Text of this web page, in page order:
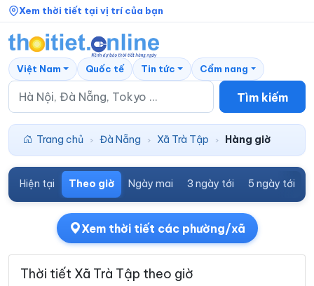
Xem thời tiết tại vị trí của bạn
Tìm kiếm
Việt Nam Quốc tế Tin tức Cẩm nang
Trang chủ › Đà Nẵng › Xã Trà Tập › Hàng giờ
Hiện tại Theo giờ Ngày mai 3 ngày tới 5 ngày tới
Xem thời tiết các phường/xã
Thời tiết Xã Trà Tập theo giờ